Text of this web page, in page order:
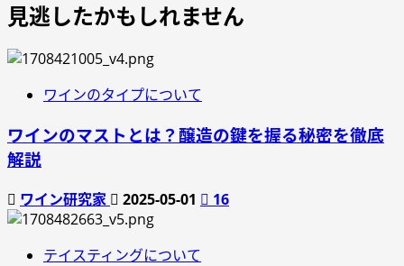
見逃したかもしれません
ワインのタイプについて
ワインのマストとは？醸造の鍵を握る秘密を徹底
解説
ワイン研究家 2025-05-01 16
テイスティングについて